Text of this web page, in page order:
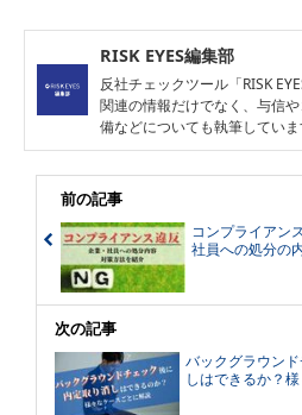
RISK EYES編集部
反社チェックツール「RISK
関連の情報だけでなく、与信
備などについても執筆していま
前の記事
コンプライアン
社員への処分の
次の記事
バックグラウン
しはできるか？